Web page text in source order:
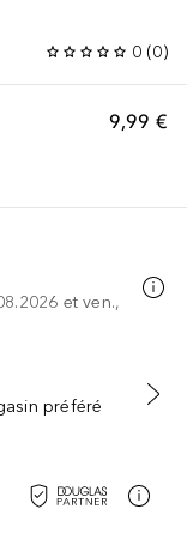
0 (0)
9,99 €
et ven.,
préféré